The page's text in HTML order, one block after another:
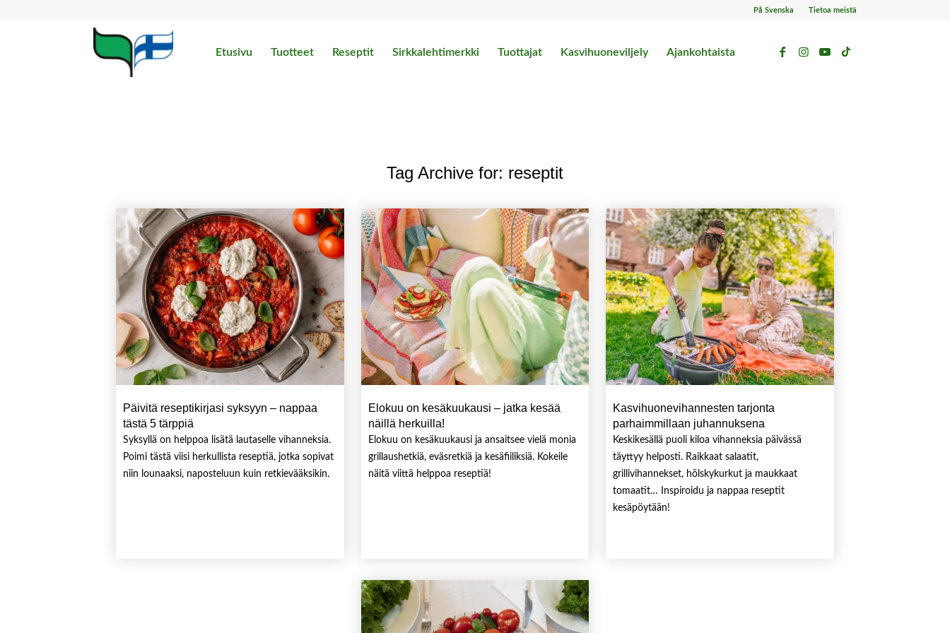
På Svenska Tietoa meistä
Etusivu Tuotteet Reseptit Sirkkalehtimerkki Tuottajat Kasvihuoneviljely Ajankohtaista
Tag Archive for: reseptit
Päivitä reseptikirjasi syksyyn – nappaa
tästä 5 tärppiä
Syksyllä on helppoa lisätä lautaselle vihanneksia.
Poimi tästä viisi herkullista reseptiä, jotka sopivat
niin lounaaksi, naposteluun kuin retkievääksikin.
Elokuu on kesäkuukausi – jatka kesää
näillä herkuilla!
Elokuu on kesäkuukausi ja ansaitsee vielä monia
grillaushetkiä, eväsretkiä ja kesäfiiliksiä. Kokeile
näitä viittä helppoa reseptiä!
Kasvihuonevihannesten tarjonta
parhaimmillaan juhannuksena
Keskikesällä puoli kiloa vihanneksia päivässä
täyttyy helposti. Raikkaat salaatit,
grillivihannekset, hölskykurkut ja maukkaat
tomaatit… Inspiroidu ja nappaa reseptit
kesäpöytään!